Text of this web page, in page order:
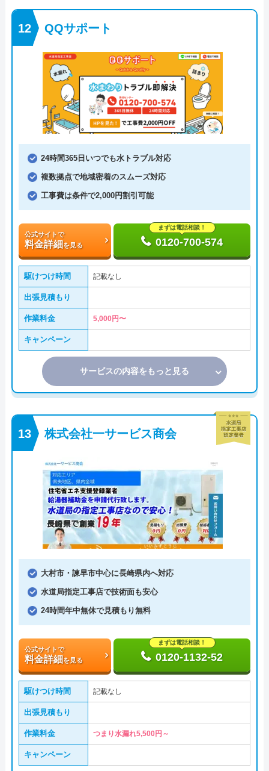
QQサポート
24時間365日いつでも水トラブル対応
複数拠点で地域密着のスムーズ対応
工事費は条件で2,000円割引可能
公式サイトで
料金詳細を見る
まずは電話相談！
0120-700-574
駆けつけ時間 記載なし
出張見積もり
作業料金 5,000円〜
キャンペーン
サービスの内容をもっと見る
株式会社一サービス商会
大村市・諫早市中心に長崎県内へ対応
水道局指定工事店で技術面も安心
24時間年中無休で見積もり無料
公式サイトで
料金詳細を見る
まずは電話相談！
0120-1132-52
駆けつけ時間 記載なし
出張見積もり
作業料金 つまり水漏れ5,500円～
キャンペーン